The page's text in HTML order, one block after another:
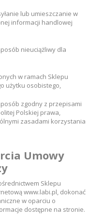
lub umieszczanie w
informacji handlowej
nieuciążliwy dla
w ramach Sklepu
użytku osobistego,
zgodny z przepisami
Polskiej prawa,
zasadami korzystania
Umowy
Sklepu
www.labi.pl, dokonać
w oparciu o
dostępne na stronie.